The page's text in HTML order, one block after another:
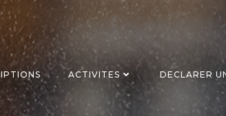
ACTIVITES DECLARER